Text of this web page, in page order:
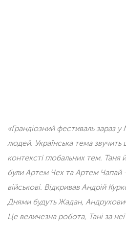
«Грандіозний фестиваль зараз
людей. Українська тема
контексті глобальних тем. Таня
були Артем Чех та Артем Чапай
військові. Відкривав Андрій
Днями будуть Жадан,
Це величезна робота, Тані за